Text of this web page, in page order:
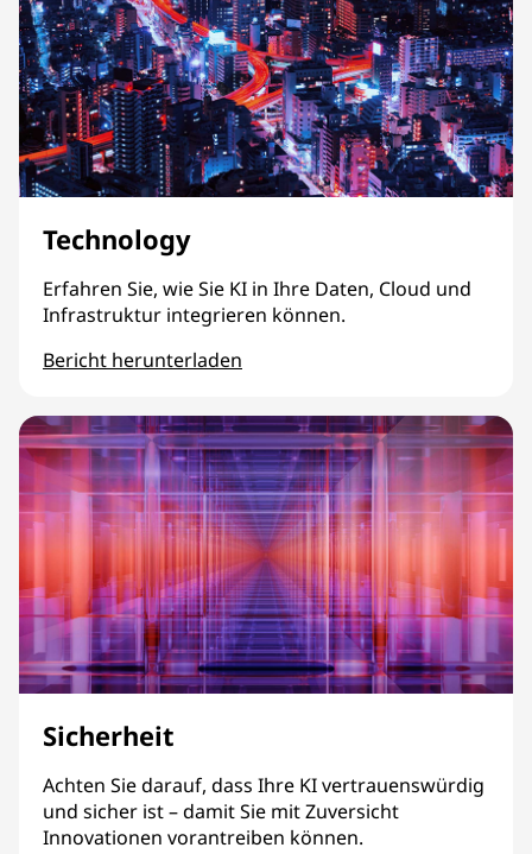
Technology
Erfahren Sie, wie Sie KI in Ihre Daten, Cloud und
Infrastruktur integrieren können.
Bericht herunterladen
Sicherheit
Achten Sie darauf, dass Ihre KI vertrauenswürdig
und sicher ist – damit Sie mit Zuversicht
Innovationen vorantreiben können.